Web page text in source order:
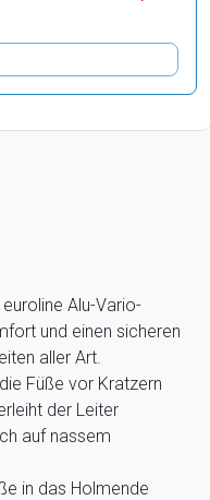
Alu-Vario-
und einen sicheren
aller Art.
Füße vor Kratzern
der Leiter
auf nassem
in das Holmende